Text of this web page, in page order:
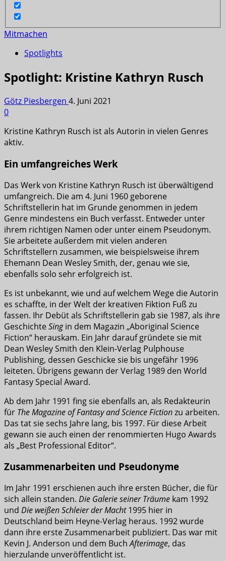
Mitmachen
Spotlights
Spotlight: Kristine Kathryn Rusch
Götz Piesbergen 4. Juni 2021
0
Kristine Kathryn Rusch ist als Autorin in vielen Genres
aktiv.
Ein umfangreiches Werk
Das Werk von Kristine Kathryn Rusch ist überwältigend
umfangreich. Die am 4. Juni 1960 geborene
Schriftstellerin hat im Grunde genommen in jedem
Genre mindestens ein Buch verfasst. Entweder unter
ihrem richtigen Namen oder unter einem Pseudonym.
Sie arbeitete außerdem mit vielen anderen
Schriftstellern zusammen, wie beispielsweise ihrem
Ehemann Dean Wesley Smith, der, genau wie sie,
ebenfalls solo sehr erfolgreich ist.
Es ist unbekannt, wie und auf welchem Wege die Autorin
es schaffte, in der Welt der kreativen Fiktion Fuß zu
fassen. Ihr Debüt als Schriftstellerin gab sie 1987, als ihre
GeschichteSingin dem Magazin „Aboriginal Science
Fiction“ herauskam. Ein Jahr darauf gründete sie mit
Dean Wesley Smith den Klein-Verlag Pulphouse
Publishing, dessen Geschicke sie bis ungefähr 1996
leiteten. Übrigens gewann der Verlag 1989 den World
Fantasy Special Award.
Ab dem Jahr 1991 fing sie ebenfalls an, als Redakteurin
für The Magazine of Fantasy and Science Fictionzu arbeiten.
Das tat sie sechs Jahre lang, bis 1997. Für diese Arbeit
gewann sie auch einen der renommierten Hugo Awards
als „Best Professional Editor“.
Zusammenarbeiten und Pseudonyme
Im Jahr 1991 erschienen auch ihre ersten Bücher, die für
sich allein standen. Die Galerie seiner Träume kam 1992
und Die weißen Schleier der Macht1995 hier in
Deutschland beim Heyne-Verlag heraus. 1992 wurde
dann ihre erste Zusammenarbeit publiziert. Das war mit
Kevin J. Anderson und dem BuchAfterimage, das
hierzulande unveröffentlicht ist.